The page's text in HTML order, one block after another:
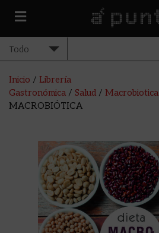
Inicio / Librería
Gastronómica / Salud / Macrobiotica
MACROBIÓTICA